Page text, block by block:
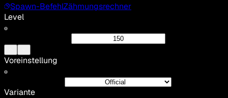
Spawn-BefehlZähmungsrechner
Level
Voreinstellung
Variante